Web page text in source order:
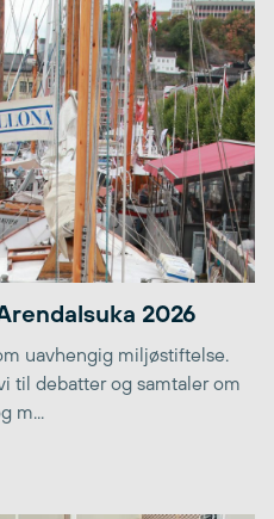
2026
uavhengig miljøstiftelse.
til debatter og samtaler om
m...